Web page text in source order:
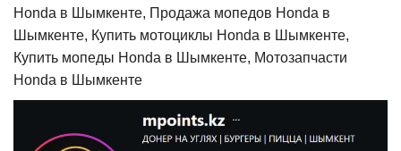
Honda в Шымкенте, Продажа мопедов Honda в
Шымкенте, Купить мотоциклы Honda в Шымкенте,
Купить мопеды Honda в Шымкенте, Мотозапчасти
Honda в Шымкенте